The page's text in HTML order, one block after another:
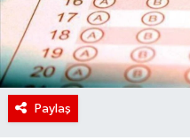
Paylaş